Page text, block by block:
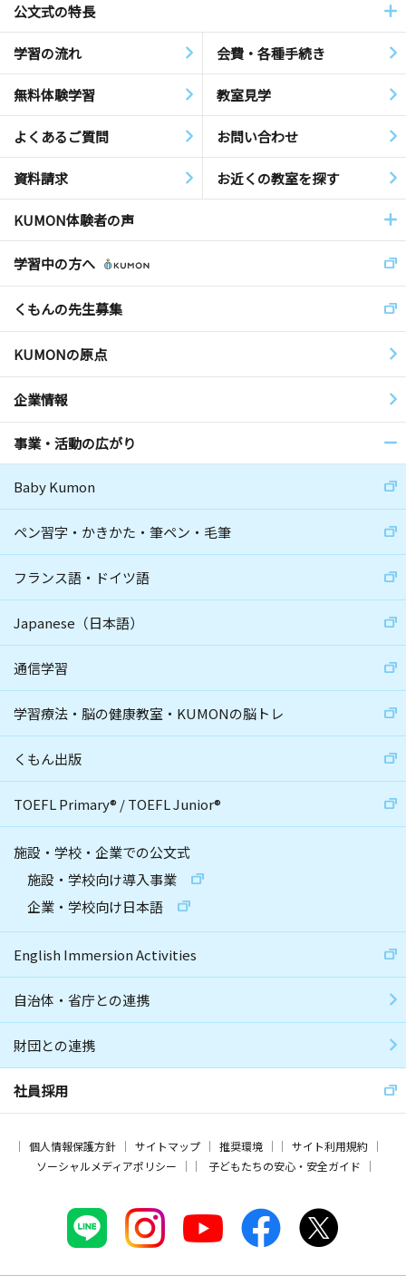
公文式の特長
学習の流れ 会費・各種手続き
無料体験学習 教室見学
よくあるご質問 お問い合わせ
資料請求 お近くの教室を探す
KUMON体験者の声
学習中の方へ
くもんの先生募集
KUMONの原点
企業情報
事業・活動の広がり
Baby Kumon
ペン習字・かきかた・筆ペン・毛筆
フランス語・ドイツ語
Japanese（日本語）
通信学習
学習療法・脳の健康教室・KUMONの脳トレ
くもん出版
TOEFL Primary® /TOEFL Junior®
施設・学校・企業での公文式
施設・学校向け導入事業
企業・学校向け日本語
English Immersion Activities
自治体・省庁との連携
財団との連携
社員採用
個人情報保護方針 サイトマップ 推奨環境
サイト利用規約
ソーシャルメディアポリシー
子どもたちの安心・安全ガイド